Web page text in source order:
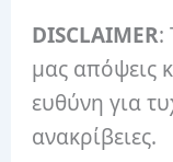
DISCLAIMER:
μας απόψεις
ευθύνη για
ανακρίβειες.